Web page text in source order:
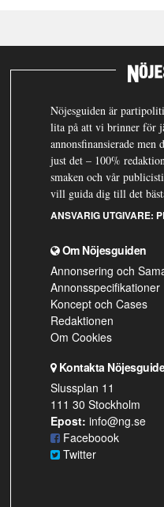
Nöjesguiden är
lita på att vi brinner för
annonsfinansierade men
just det – 100%
smaken och vår
vill guida dig till det
ANSVARIG UTGIVARE:
Om Nöjesguiden
Annonsering och
Annonsspecifikationer
Koncept och Cases
Redaktionen
Om Cookies
Kontakta
Slussplan 11
111 30 Stockholm
Epost: info@ng.se
Faceboook
Twitter